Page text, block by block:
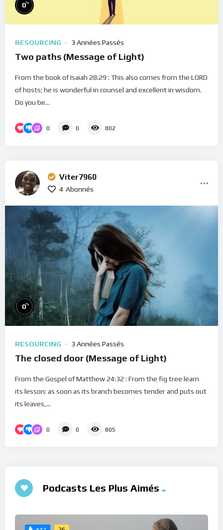
0%
RESOURCING 3 Années Passés
Two paths (Message of Light)
From the book of Isaiah 28:29 : This also comes from the LORD
of hosts; he is wonderful in counsel and excellent in wisdom.
Do you be...
0 0 802
Viter7960
4 Abonnés
0%
RESOURCING 3 Années Passés
The closed door (Message of Light)
From the Gospel of Matthew 24:32 : From the fig tree learn
its lesson: as soon as its branch becomes tender and puts out
its leaves,...
0 0 805
Podcasts Les Plus Aimés